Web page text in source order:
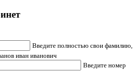
Введите полностью свои фамилию,
иван иванович
Введите номер